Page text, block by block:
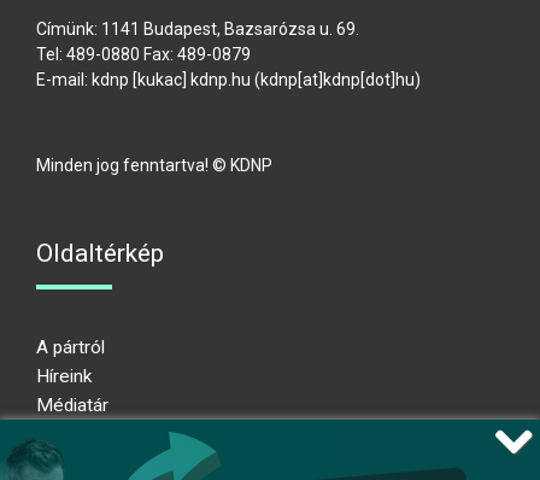
Címünk: 1141 Budapest, Bazsarózsa u. 69.
Tel: 489-0880 Fax: 489-0879
E-mail: kdnp [kukac] kdnp hu (kdnp[at]kdnp[dot]hu)
Minden jog fenntartva! © KDNP
Oldaltérkép
A pártról
Híreink
Médiatár
Adatkezelési nyilatkozat